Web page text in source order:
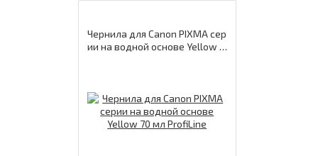
Чернила для Canon PIXMA сер
ии на водной основе Yellow 7